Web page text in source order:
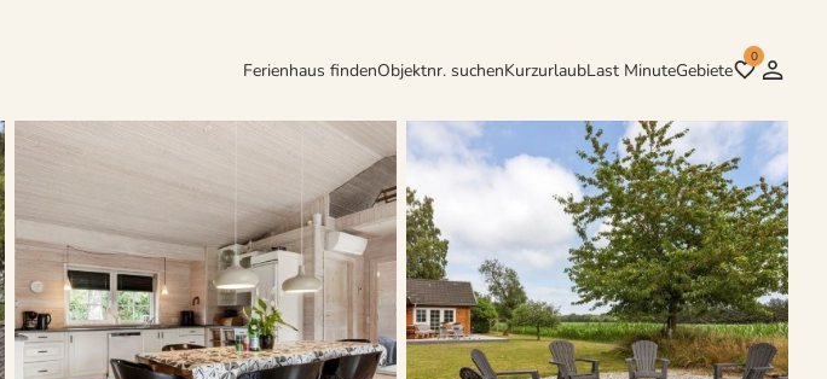
Ferienhaus findenObjektnr. suchenKurzurlaubLast MinuteGebiete
0